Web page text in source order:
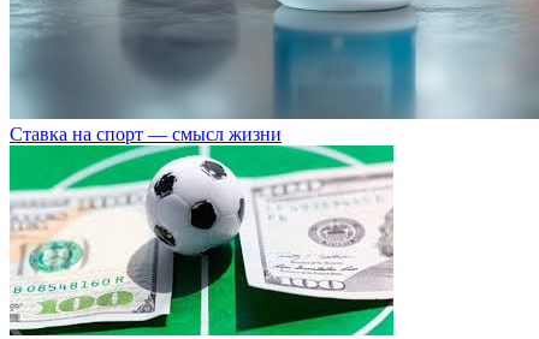
Ставка на спорт — смысл жизни